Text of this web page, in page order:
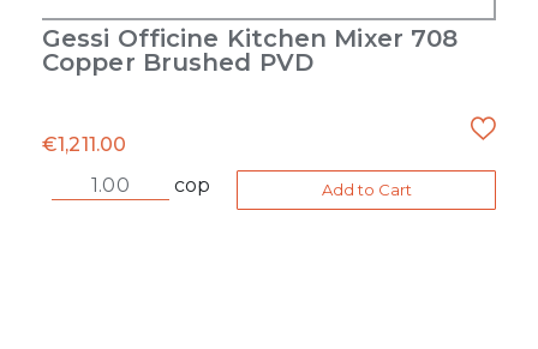
Gessi Officine Kitchen Mixer 708
Copper Brushed PVD
€1,211.00
cop
Add to Cart